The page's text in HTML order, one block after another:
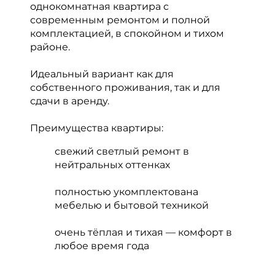
однокомнатная квартира с
современным ремонтом и полной
комплектацией, в спокойном и тихом
районе.
Идеальный вариант как для
собственного проживания, так и для
сдачи в аренду.
Преимущества квартиры:
свежий светлый ремонт в
нейтральных оттенках
полностью укомплектована
мебелью и бытовой техникой
очень тёплая и тихая — комфорт в
любое время года